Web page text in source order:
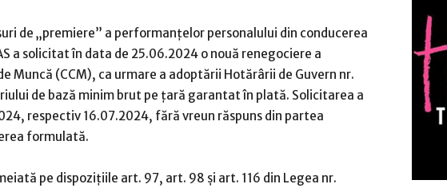
de „premiere” a performanțelor personalului din conducerea
a solicitat în data de 25.06.2024 o nouă renegociere a
Muncă (CCM), ca urmare a adoptării Hotărârii de Guvern nr.
de bază minim brut pe țară garantat în plată. Solicitarea a
respectiv 16.07.2024, fără vreun răspuns din partea
formulată.
pe dispozițiile art. 97, art. 98 și art. 116 din Legea nr.